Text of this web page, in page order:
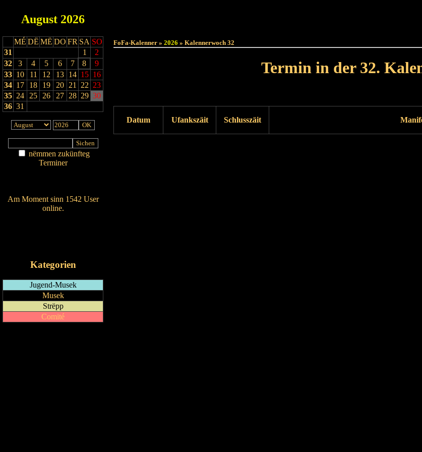
August 2026
MÉ DË MË DO FR SA SO
31
1
2
32
3 4 5 6 7 8
9
33 10 11 12 13 14 15 16
34 17 18 19 20 21 22 23
35 24 25 26 27 28 29 30
36 31
nëmmen zukünfteg
Terminer
Am Moment sinn 1542 User
online.
Kategorien
Jugend-Musek
Musek
Strëpp
Comité
FoFa-Kalenner » 2026 » Kalennerwoch 32
Termin in der 32.
Datum Ufankszäit Schlusszäit